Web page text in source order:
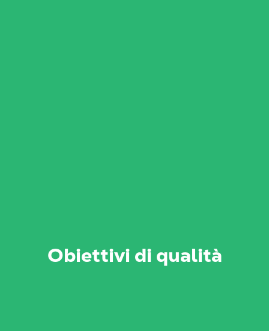
Obiettivi di qualità